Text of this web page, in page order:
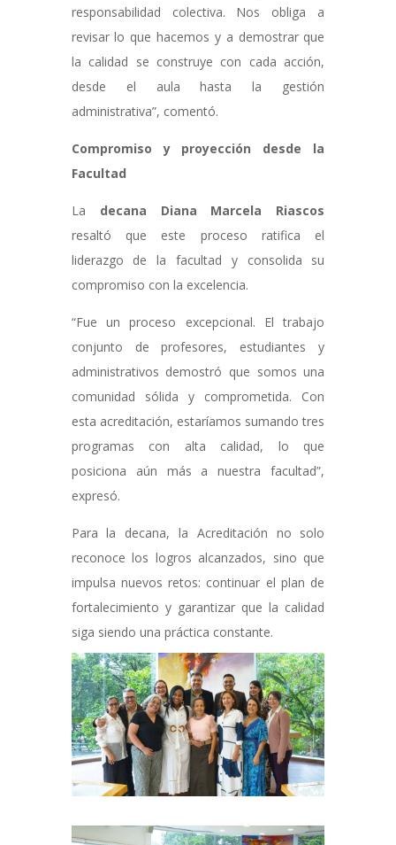
responsabilidad colectiva. Nos obliga a
revisar lo que hacemos y a demostrar que
la calidad se construye con cada acción,
desde el aula hasta la gestión
administrativa”, comentó.
Compromiso y proyección desde la
Facultad
La decana Diana Marcela Riascos
resaltó que este proceso ratifica el
liderazgo de la facultad y consolida su
compromiso con la excelencia.
“Fue un proceso excepcional. El trabajo
conjunto de profesores, estudiantes y
administrativos demostró que somos una
comunidad sólida y comprometida. Con
esta acreditación, estaríamos sumando tres
programas con alta calidad, lo que
posiciona aún más a nuestra facultad”,
expresó.
Para la decana, la Acreditación no solo
reconoce los logros alcanzados, sino que
impulsa nuevos retos: continuar el plan de
fortalecimiento y garantizar que la calidad
siga siendo una práctica constante.